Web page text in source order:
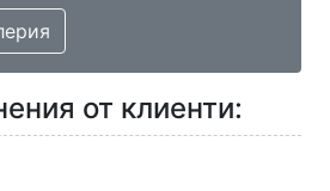
от клиенти: